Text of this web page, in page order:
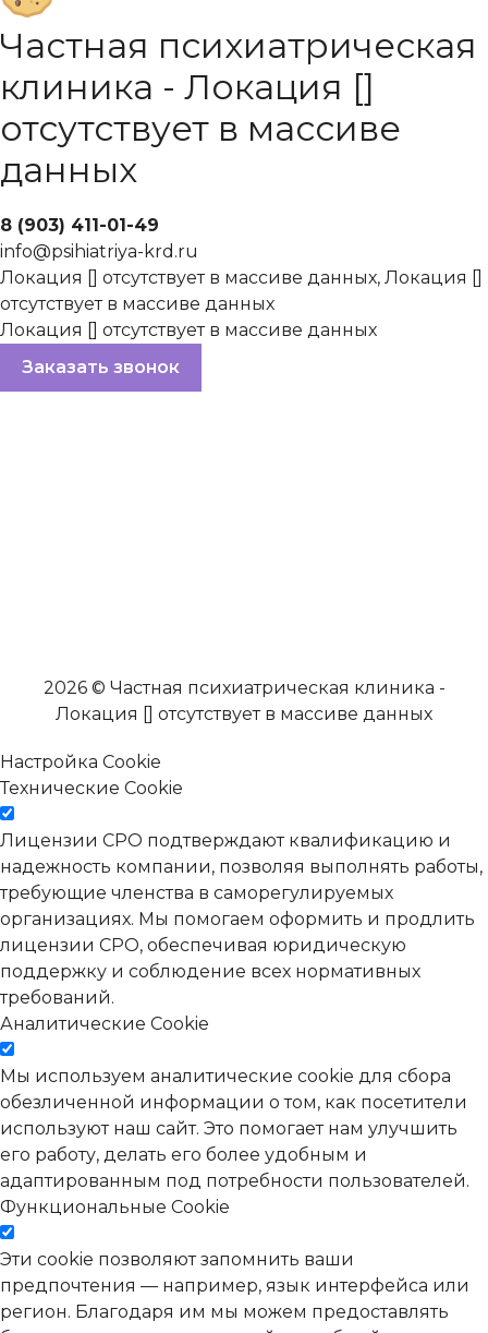
Частная психиатрическая
клиника - Локация []
отсутствует в массиве
данных
8 (903) 411-01-49
info@psihiatriya-krd.ru
Локация [] отсутствует в массиве данных, Локация []
отсутствует в массиве данных
Локация [] отсутствует в массиве данных
Заказать звонок
2026 © Частная психиатрическая клиника -
Локация [] отсутствует в массиве данных
Настройка Cookie
Технические Cookie
Лицензии СРО подтверждают квалификацию и
надежность компании, позволяя выполнять работы,
требующие членства в саморегулируемых
организациях. Мы помогаем оформить и продлить
лицензии СРО, обеспечивая юридическую
поддержку и соблюдение всех нормативных
требований.
Аналитические Cookie
Мы используем аналитические cookie для сбора
обезличенной информации о том, как посетители
используют наш сайт. Это помогает нам улучшить
его работу, делать его более удобным и
адаптированным под потребности пользователей.
Функциональные Cookie
Эти cookie позволяют запомнить ваши
предпочтения — например, язык интерфейса или
регион. Благодаря им мы можем предоставлять